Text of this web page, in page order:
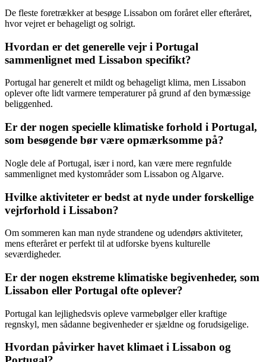
De fleste foretrækker at besøge Lissabon om foråret eller efteråret,
hvor vejret er behageligt og solrigt.
Hvordan er det generelle vejr i Portugal
sammenlignet med Lissabon specifikt?
Portugal har generelt et mildt og behageligt klima, men Lissabon
oplever ofte lidt varmere temperaturer på grund af den bymæssige
beliggenhed.
Er der nogen specielle klimatiske forhold i Portugal,
som besøgende bør være opmærksomme på?
Nogle dele af Portugal, især i nord, kan være mere regnfulde
sammenlignet med kystområder som Lissabon og Algarve.
Hvilke aktiviteter er bedst at nyde under forskellige
vejrforhold i Lissabon?
Om sommeren kan man nyde strandene og udendørs aktiviteter,
mens efteråret er perfekt til at udforske byens kulturelle
seværdigheder.
Er der nogen ekstreme klimatiske begivenheder, som
Lissabon eller Portugal ofte oplever?
Portugal kan lejlighedsvis opleve varmebølger eller kraftige
regnskyl, men sådanne begivenheder er sjældne og forudsigelige.
Hvordan påvirker havet klimaet i Lissabon og